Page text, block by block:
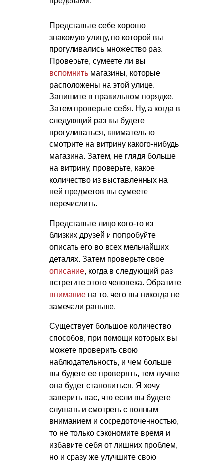
Представьте себе хорошо
знакомую улицу, по которой вы
прогуливались множество раз.
Проверьте, сумеете ли вы
вспомнить магазины, которые
расположены на этой улице.
Запишите в правильном порядке.
Затем проверьте себя. Ну, а когда в
следующий раз вы будете
прогуливаться, внимательно
смотрите на витрину какого-нибудь
магазина. Затем, не глядя больше
на витрину, проверьте, какое
количество из выставленных на
ней предметов вы сумеете
перечислить.
Представьте лицо кого-то из
близких друзей и попробуйте
описать его во всех мельчайших
деталях. Затем проверьте свое
описание, когда в следующий раз
встретите этого человека. Обратите
внимание на то, чего вы никогда не
замечали раньше.
Существует большое количество
способов, при помощи которых вы
можете проверить свою
наблюдательность, и чем больше
вы будете ее проверять, тем лучше
она будет становиться. Я хочу
заверить вас, что если вы будете
слушать и смотреть с полным
вниманием и сосредоточенностью,
то не только сэкономите время и
избавите себя от лишних проблем,
но и сразу же улучшите свою